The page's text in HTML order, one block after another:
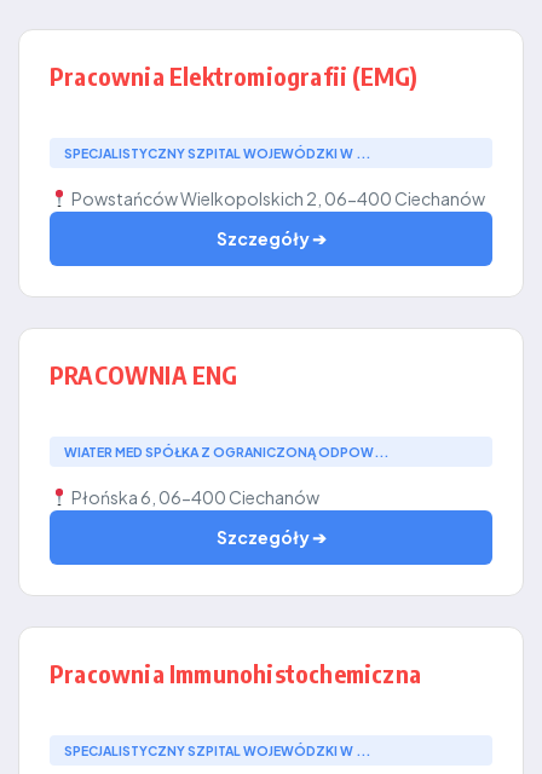
Pracownia Elektromiografii (EMG)
SPECJALISTYCZNY SZPITAL WOJEWÓDZKI W ...
Powstańców Wielkopolskich 2, 06-400 Ciechanów
Szczegóły ➔
PRACOWNIA ENG
WIATER MED SPÓŁKA Z OGRANICZONĄ ODPOW...
Płońska 6, 06-400 Ciechanów
Szczegóły ➔
Pracownia Immunohistochemiczna
SPECJALISTYCZNY SZPITAL WOJEWÓDZKI W ...